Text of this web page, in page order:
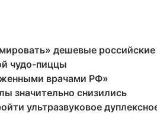
дешевые российские
чудо-пиццы
врачами РФ»
значительно снизились
ультразвуковое